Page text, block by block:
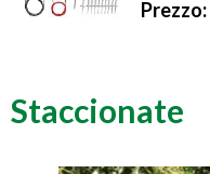
Prezzo:
Staccionate